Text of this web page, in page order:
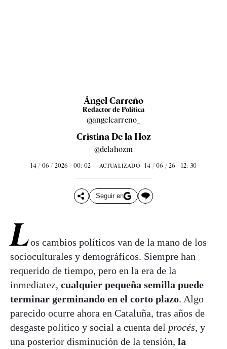
Ángel Carreño
Redactor de Política
@angelcarreno_
Cristina De la Hoz
@delahozm
14 / 06 / 2026 - 00: 02 ACTUALIZADO 14 / 06 / 26 - 12: 30
Seguir en
Los cambios políticos van de la mano de los
socioculturales y demográficos. Siempre han
requerido de tiempo, pero en la era de la
inmediatez, cualquier pequeña semilla puede
terminar germinando en el corto plazo. Algo
parecido ocurre ahora en Cataluña, tras años de
desgaste político y social a cuenta del procés, y
una posterior disminución de la tensión, la